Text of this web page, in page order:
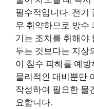
필수적입니다. 전기
우 취약하므로 방수
기는 조치를 취해야
두는 것보다는 지상
이 침수 피해를 예
물리적인 대비뿐만
작성하여 필요한 물
요합니다.